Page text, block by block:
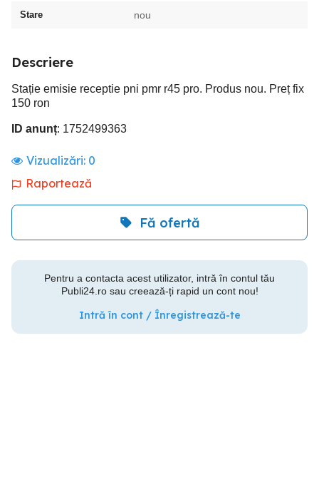
Stare nou
Descriere
Stație emisie receptie pni pmr r45 pro. Produs nou. Preț fix
150 ron
ID anunț: 1752499363
Vizualizări: 0
Raportează
Fă ofertă
Pentru a contacta acest utilizator, intră în contul tău
Publi24.ro sau creează-ți rapid un cont nou!
Intră în cont / Înregistrează-te